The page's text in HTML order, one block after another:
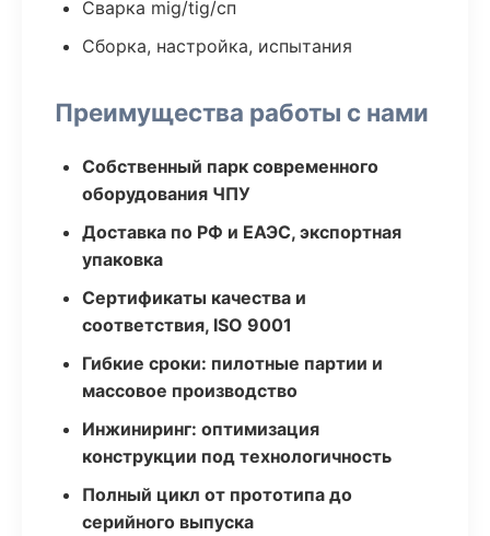
Сварка mig/tig/сп
Сборка, настройка, испытания
Преимущества работы с нами
Собственный парк современного
оборудования ЧПУ
Доставка по РФ и ЕАЭС, экспортная
упаковка
Сертификаты качества и
соответствия, ISO 9001
Гибкие сроки: пилотные партии и
массовое производство
Инжиниринг: оптимизация
конструкции под технологичность
Полный цикл от прототипа до
серийного выпуска